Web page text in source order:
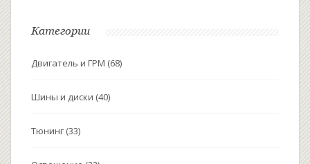
Категории
Двигатель и ГРМ (68)
Шины и диски (40)
Тюнинг (33)